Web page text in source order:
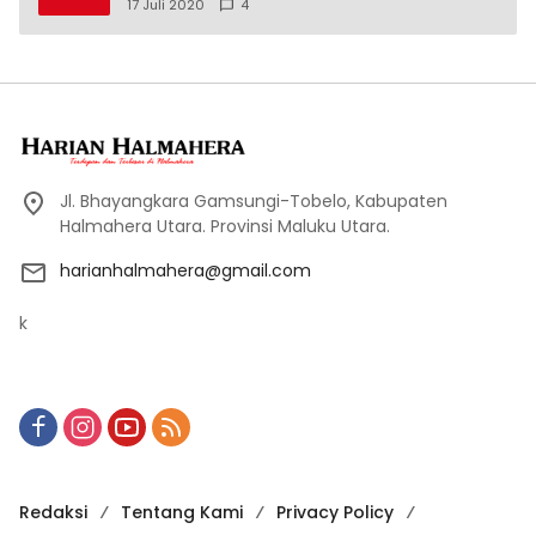
17 Juli 2020 4
Jl. Bhayangkara Gamsungi-Tobelo, Kabupaten
Halmahera Utara. Provinsi Maluku Utara.
harianhalmahera@gmail.com
k
Redaksi Tentang Kami
Privacy Policy